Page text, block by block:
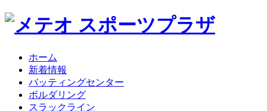
ホーム
新着情報
バッティングセンター
ボルダリング
スラックライン